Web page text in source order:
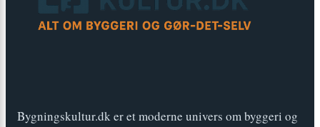
Bygningskultur.dk er et moderne univers om byggeri og